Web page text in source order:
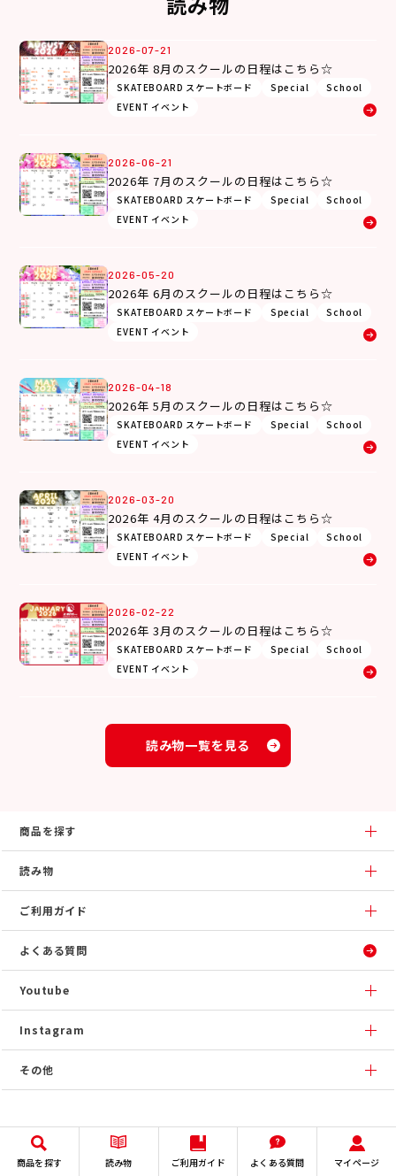
商品を探す 読み物 ご利用ガイド よくある質問 マイページ
2026-07-21
2026年 8月のスクールの日程はこちら☆
SKATEBOARD スケートボード Special
School
EVENT イベント
2026-06-21
2026年 7月のスクールの日程はこちら☆
SKATEBOARD スケートボード Special
School
EVENT イベント
2026-05-20
2026年 6月のスクールの日程はこちら☆
SKATEBOARD スケートボード Special
School
EVENT イベント
2026-04-18
2026年 5月のスクールの日程はこちら☆
SKATEBOARD スケートボード Special
School
EVENT イベント
2026-03-20
2026年 4月のスクールの日程はこちら☆
SKATEBOARD スケートボード Special
School
EVENT イベント
2026-02-22
2026年 3月のスクールの日程はこちら☆
SKATEBOARD スケートボード Special
School
EVENT イベント
読み物一覧を見る
商品を探す
読み物
ご利用ガイド
よくある質問
Youtube
Instagram
その他